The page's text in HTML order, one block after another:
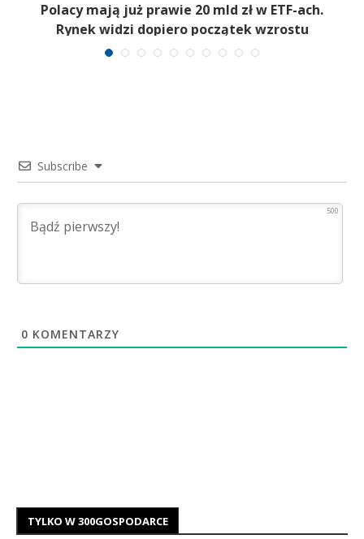
Polacy mają już prawie 20 mld zł w ETF-ach.
Rynek widzi dopiero początek wzrostu
Subscribe
500
0 KOMENTARZY
TYLKO W 300GOSPODARCE